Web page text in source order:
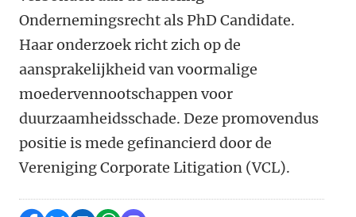
Ondernemingsrecht als PhD Candidate.
Haar onderzoek richt zich op de
aansprakelijkheid van voormalige
moedervennootschappen voor
duurzaamheidsschade. Deze promovendus
positie is mede gefinancierd door de
Vereniging Corporate Litigation (VCL).